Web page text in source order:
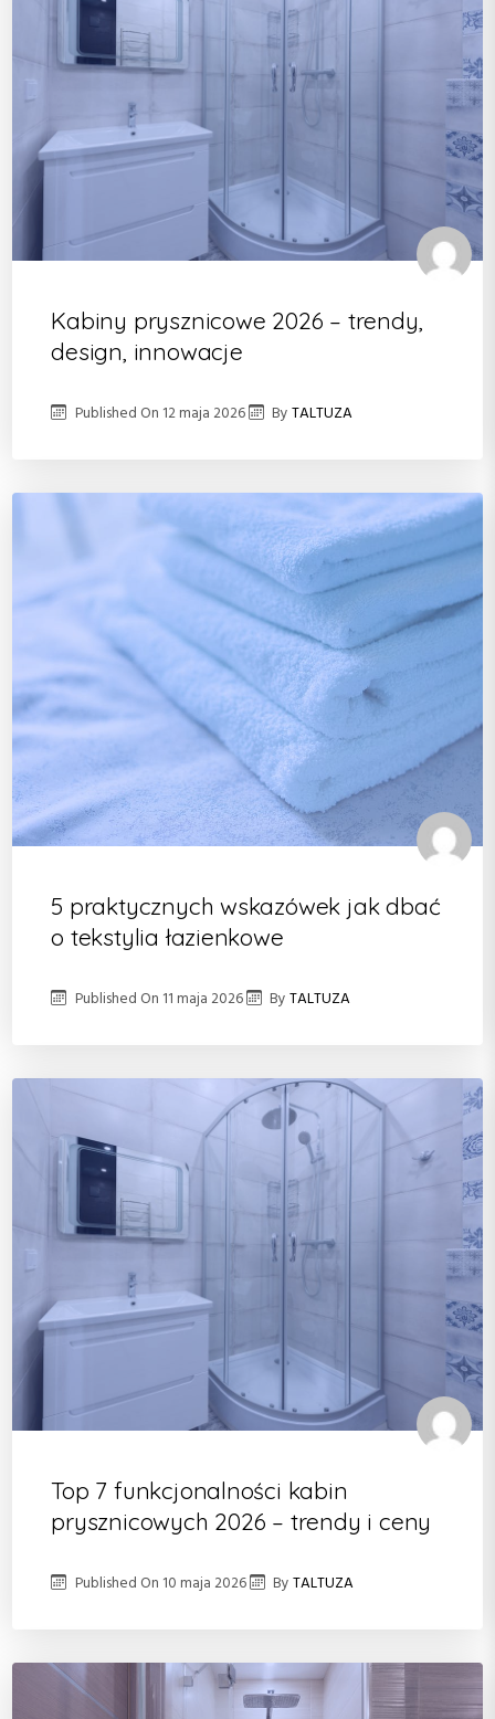
Kabiny prysznicowe 2026 – trendy,
design, innowacje
Published On 12 maja 2026 ByTALTUZA
5 praktycznych wskazówek jak dbać
o tekstylia łazienkowe
Published On 11 maja 2026 ByTALTUZA
Top 7 funkcjonalności kabin
prysznicowych 2026 – trendy i ceny
Published On 10 maja 2026 ByTALTUZA